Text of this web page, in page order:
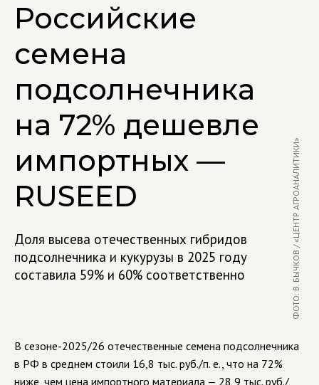
Российские
семена
подсолнечника
на 72% дешевле
импортных —
RUSEED
Доля высева отечественных гибридов
подсолнечника и кукурузы в 2025 году
составила 59% и 60% соответственно
ФОТО: В. БЫЧКОВ / «ЦЕНТР АГРОАНАЛИТИКИ»
В сезоне-2025/26 отечественные семена подсолнечника
в РФ в среднем стоили 16,8 тыс. руб./п. е., что на 72%
ниже, чем цена импортного материала — 28,9 тыс. руб./